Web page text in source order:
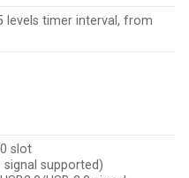
levels timer interval, from
slot
signal supported)